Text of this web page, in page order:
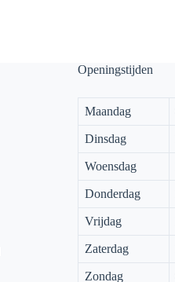
Openingstijden
Maandag
Dinsdag
Woensdag
Donderdag
Vrijdag
Zaterdag
Zondag